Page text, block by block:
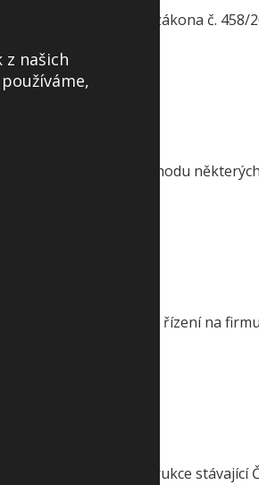
v § 46 odst. 9 zákona č. 458/
o přechodu
bere na vědomí,...
výběrového řízení na
díla "Rekonstrukce stávající
z našich